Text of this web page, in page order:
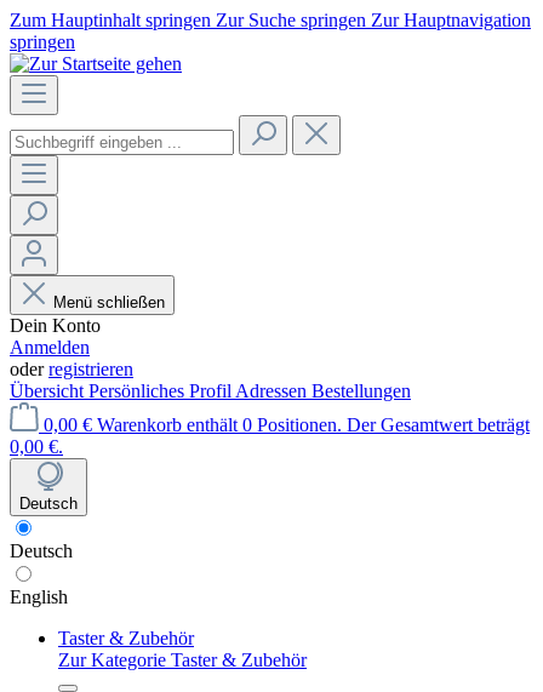
Zum Hauptinhalt springen Zur Suche springen Zur Hauptnavigation
springen
Menü schließen
Dein Konto
Anmelden
oderregistrieren
Übersicht Persönliches Profil Adressen Bestellungen
0,00 € Warenkorb enthält 0 Positionen. Der Gesamtwert beträgt
0,00 €.
Deutsch
Deutsch
English
Taster & Zubehör
Zur Kategorie Taster & Zubehör